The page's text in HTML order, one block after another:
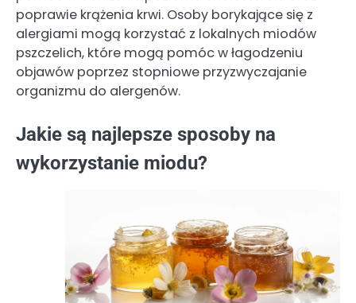
poprawie krążenia krwi. Osoby borykające się z
alergiami mogą korzystać z lokalnych miodów
pszczelich, które mogą pomóc w łagodzeniu
objawów poprzez stopniowe przyzwyczajanie
organizmu do alergenów.
Jakie są najlepsze sposoby na
wykorzystanie miodu?